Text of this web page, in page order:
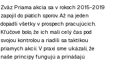
Zväz Priama akcia sa v rokoch 2015-2019
zapojil do piatich sporov. Až na jeden
dopadli všetky v prospech pracujúcich.
Kľúčové bolo, že ich mali celý čas pod
svojou kontrolou a riadili sa taktikou
priamych akcií. V praxi sme ukázali, že
naše princípy fungujú a prinášajú